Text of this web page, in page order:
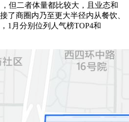
但二者体量都比较大，且业态和
了商圈内乃至更大半径内从餐饮、
1月分别位列人气榜TOP4和